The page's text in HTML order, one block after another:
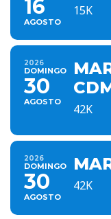
16
AGOSTO
15K
2026
DOMINGO
30
AGOSTO 42K
2026
DOMINGO
30
AGOSTO
42K